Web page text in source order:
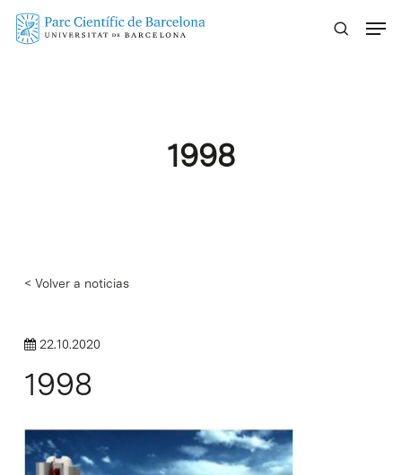
Skip
1998
< Volver a noticias
22.10.2020
1998